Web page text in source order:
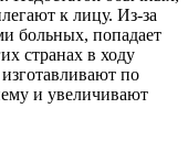
к лицу. Из-за
больных, попадает
странах в ходу
по
и увеличивают